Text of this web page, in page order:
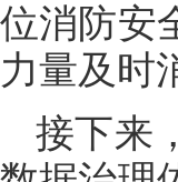
位消防安
力量及时
接下来